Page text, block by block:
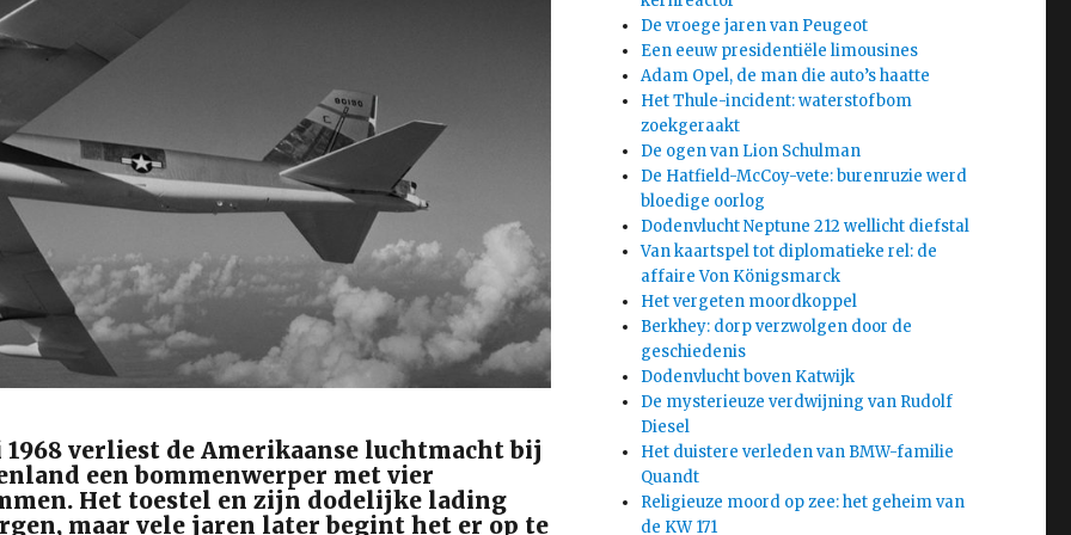
1968 verliest de Amerikaanse luchtmacht bij
een bommenwerper met vier
Het toestel en zijn dodelijke lading
maar vele jaren later begint het er op te
De vroege jaren van Peugeot
Een eeuw presidentiële limousines
Adam Opel, de man die auto’s haatte
Het Thule-incident: waterstofbom
zoekgeraakt
De ogen van Lion Schulman
De Hatfield-McCoy-vete: burenruzie werd
bloedige oorlog
Dodenvlucht Neptune 212 wellicht diefstal
Van kaartspel tot diplomatieke rel: de
affaire Von Königsmarck
Het vergeten moordkoppel
Berkhey: dorp verzwolgen door de
geschiedenis
Dodenvlucht boven Katwijk
De mysterieuze verdwijning van Rudolf
Diesel
Het duistere verleden van BMW-familie
Quandt
Religieuze moord op zee: het geheim van
de KW 171